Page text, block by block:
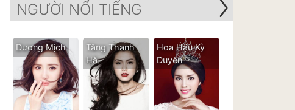
NGƯỜI NỔI TIẾNG
Dương Mịch
Tăng Thanh
Hà
Hoa Hậu Kỳ
Duyên